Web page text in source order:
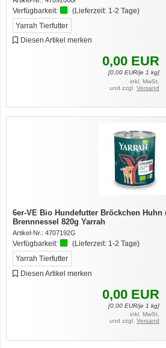
Verfügbarkeit: (Lieferzeit: 1-2 Tage)
Yarrah Tierfutter
Diesen Artikel merken
0,00 EUR
[0,00EUR/je 1 kg]
inkl. MwSt.
und zzgl. Versand
6er-VE Bio Hundefutter Bröckchen Huhn
Brennnessel 820g Yarrah
Artikel-Nr.: 4707192G
Verfügbarkeit: (Lieferzeit: 1-2 Tage)
Yarrah Tierfutter
Diesen Artikel merken
0,00 EUR
[0,00EUR/je 1 kg]
inkl. MwSt.
und zzgl. Versand